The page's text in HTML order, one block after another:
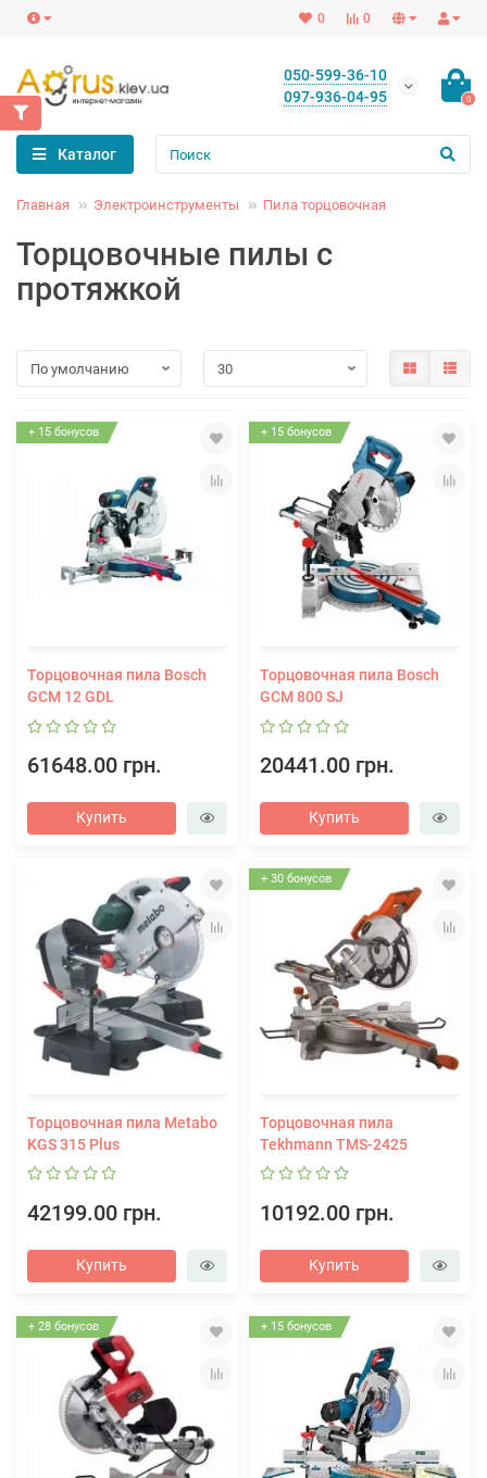
0
0
050-599-36-10
097-936-04-95
0
Каталог
Главная Электроинструменты Пила торцовочная
Торцовочные пилы с
протяжкой
+ 15 бонусов
Торцовочная пила Bosch
GCM 12 GDL
61648.00 грн.
Купить
+ 15 бонусов
Торцовочная пила Bosch
GCM 800 SJ
20441.00 грн.
Купить
Торцовочная пила Metabo
KGS 315 Plus
42199.00 грн.
Купить
+ 30 бонусов
Торцовочная пила
Tekhmann TMS-2425
10192.00 грн.
Купить
+ 28 бонусов + 15 бонусов